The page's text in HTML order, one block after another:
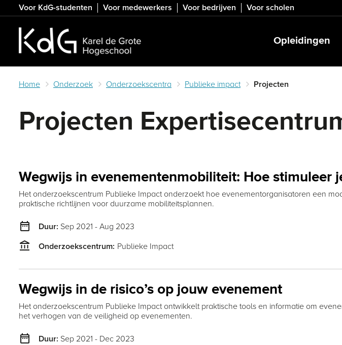
to
main
content
Voor KdG-studenten Voor medewerkers Voor bedrijven Voor scholen
Opleidingen
Home Onderzoek Onderzoekscentra Publieke impact Projecten
Projecten
Wegwijs in evenementenmobiliteit: Hoe stimuleer
Het onderzoekscentrum Publieke Impact onderzoekt hoe evenementorganisatoren een
praktische richtlijnen voor duurzame mobiliteitsplannen.
date_range Duur: Sep 2021 - Aug 2023
account_balance Onderzoekscentrum: Publieke Impact
Wegwijs in de risico’s op jouw evenement
Het onderzoekscentrum Publieke Impact ontwikkelt praktische tools en informatie om
het verhogen van de veiligheid op evenementen.
date_range Duur: Sep 2021 - Dec 2023